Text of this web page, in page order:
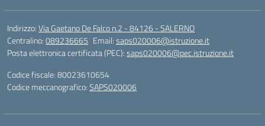
Indirizzo:Via Gaetano De Falco n.2 - 84126 - SALERNO
Centralino:089236665 Email:saps020006@istruzione.it
Posta elettronica certificata (PEC):saps020006@pec.istruzione.it
Codice fiscale: 80023610654
Codice meccanografico:SAPS020006